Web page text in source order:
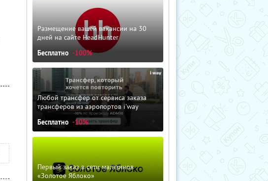
Размещение вашей вакансии на 30
дней на сайте HeadHunter
Бесплатно -100%
Любой трансфер от сервиса заказа
трансферов из аэропортов i'way
Бесплатно -10%
Первый заказ в сети магазинов
«Золотое Яблоко»